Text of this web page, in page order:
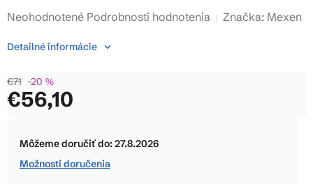
Priemerné
produktu
0,0
z
Neohodnotené Podrobnosti hodnotenia Značka: Mexen
€71 –20 %
€56,10
cena:
Môžeme doručiť do:27.8.2026
Možnosti doručenia
Detailné informácie